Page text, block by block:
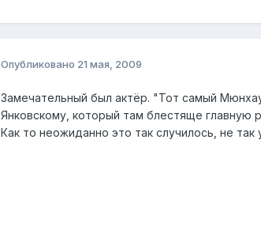
Опубликовано 21 мая, 2009
Замечательный был актёр. "Тот самый
Янковскому, который там блестяще главную
Как то неожиданно это так случилось, не